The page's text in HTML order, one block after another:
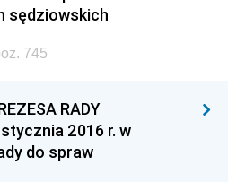
sędziowskich
745
RADY
2016 r. w
do spraw